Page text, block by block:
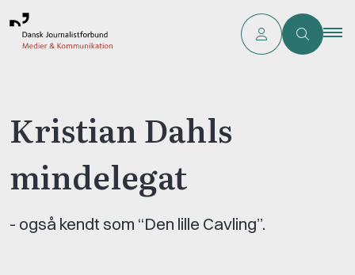
Kristian Dahls
mindelegat
- også kendt som “Den lille Cavling”.